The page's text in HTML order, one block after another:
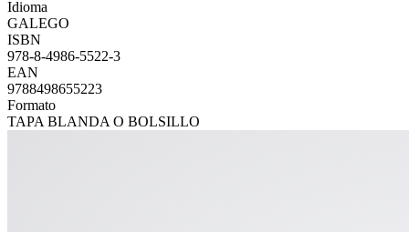
Idioma
GALEGO
ISBN
978-8-4986-5522-3
EAN
9788498655223
Formato
TAPA BLANDA O BOLSILLO